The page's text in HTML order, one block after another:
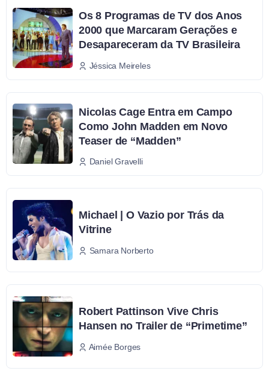
Os 8 Programas de TV dos Anos
2000 que Marcaram Gerações e
Desapareceram da TV Brasileira
Jéssica Meireles
Nicolas Cage Entra em Campo
Como John Madden em Novo
Teaser de “Madden”
Daniel Gravelli
Michael | O Vazio por Trás da
Vitrine
Samara Norberto
Robert Pattinson Vive Chris
Hansen no Trailer de “Primetime”
Aimée Borges